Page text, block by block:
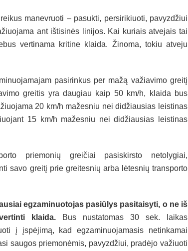
manevruoti – pasukti, persirikiuoti, pavyzdžiui
ant ištisinės linijos. Kai kuriais atvejais tai
vertinama kritine klaida. Žinoma, tokiu atveju
pasirinkus per mažą važiavimo greitį
greitis yra daugiau kaip 50 km/h, klaida bus
20 km/h mažesniu nei didžiausias leistinas
15 km/h mažesniu nei didžiausias leistinas
priemonių greičiai pasiskirsto netolygiai,
savo greitį prie greitesnių arba lėtesnių transporto
egzaminuotojas pasiūlys pasitaisyti, o ne iš
klaida. Bus nustatomas 30 sek. laikas
į įspėjimą, kad egzaminuojamasis netinkamai
saugos priemonėmis, pavyzdžiui, pradėjo važiuoti